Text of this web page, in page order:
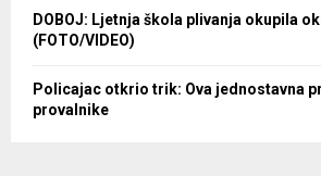
DOBOJ: Ljetnja škola plivanja okupila
(FOTO/VIDEO)
Policajac otkrio trik: Ova jednostavna
provalnike